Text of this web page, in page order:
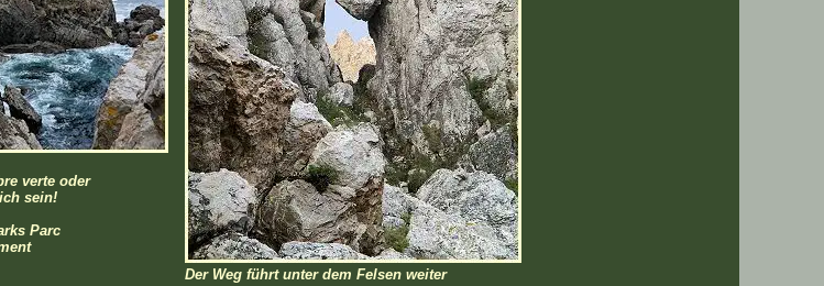
verte oder
sein!
Parc
Der Weg führt unter dem Felsen weiter